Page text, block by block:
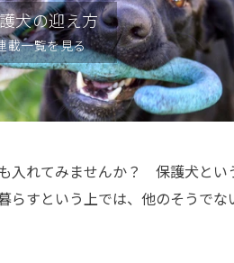
犬の迎え方
載一覧を見る
入れてみませんか？ 保護犬とい
らすという上では、他のそうで